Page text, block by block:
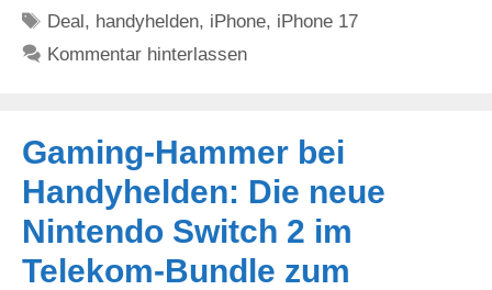
Schlagwörter
Deal, handyhelden, iPhone, iPhone 17
Kommentar hinterlassen
Gaming-Hammer bei
Handyhelden: Die neue
Nintendo Switch 2 im
Telekom-Bundle zum